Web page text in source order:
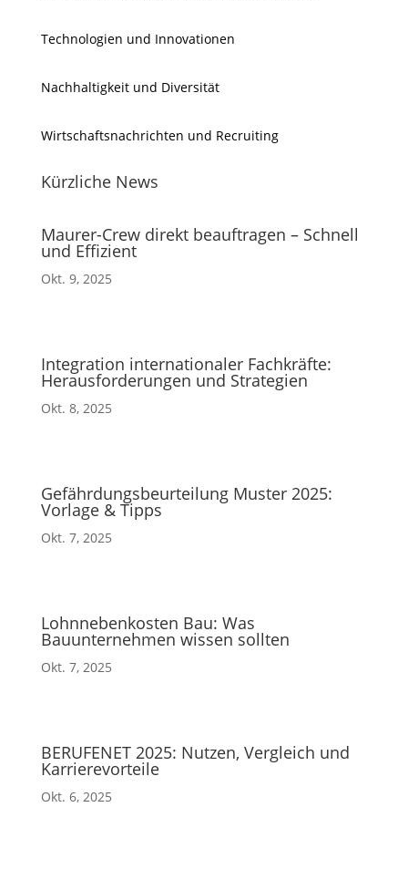
Technologien und Innovationen
Nachhaltigkeit und Diversität
Wirtschaftsnachrichten und Recruiting
Kürzliche News
Maurer-Crew direkt beauftragen – Schnell
und Effizient
Okt. 9, 2025
Integration internationaler Fachkräfte:
Herausforderungen und Strategien
Okt. 8, 2025
Gefährdungsbeurteilung Muster 2025:
Vorlage & Tipps
Okt. 7, 2025
Lohnnebenkosten Bau: Was
Bauunternehmen wissen sollten
Okt. 7, 2025
BERUFENET 2025: Nutzen, Vergleich und
Karrierevorteile
Okt. 6, 2025